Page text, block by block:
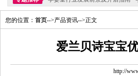
您的位置： 首页-->产品资讯-->正文
爱兰贝诗宝宝
http://